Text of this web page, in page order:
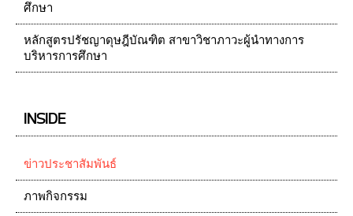
ศึกษา
หลักสูตรปรัชญาดุษฎีบัณฑิต สาขาวิชาภาวะผู้นำทางการ
บริหารการศึกษา
INSIDE
ข่าวประชาสัมพันธ์
ภาพกิจกรรม